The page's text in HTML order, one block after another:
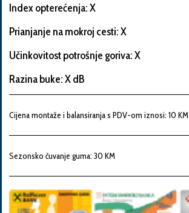
i
Proizvođač
motora
Index opterećenja: X
Prianjanje na mokroj cesti: X
Učinkovitost potrošnje goriva: X
Razina buke: X dB
Cijena montaže i balansiranja s PDV-om iznosi: 10 KM
Sezonsko čuvanje guma: 30 KM